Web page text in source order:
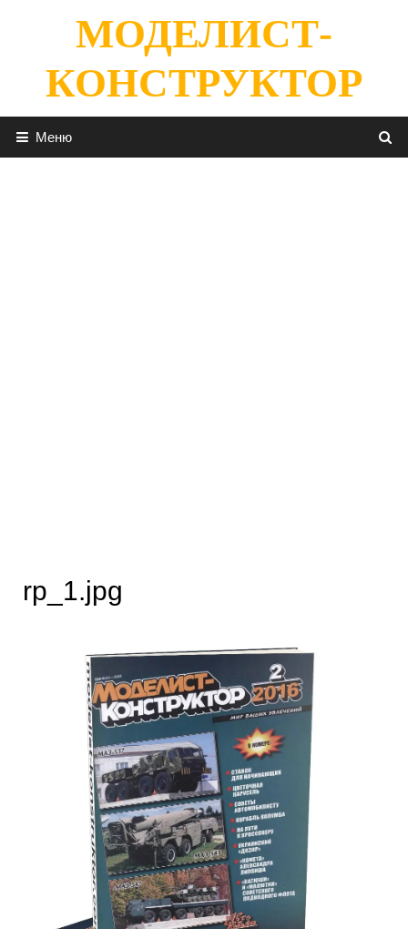
содержимомуМОДЕЛИСТ-
КОНСТРУКТОР
Меню
rp_1.jpg